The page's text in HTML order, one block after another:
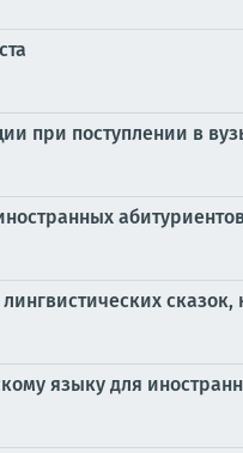
при поступлении в
языку для